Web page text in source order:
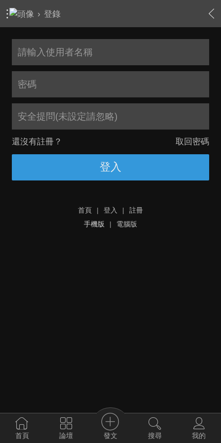
› 登錄
安全提問(未設定請忽略)
還沒有註冊？ 取回密碼
登入
首頁 | 登入 |
註冊
手機版
| 電腦版
首頁 論壇 發文 搜尋 我的